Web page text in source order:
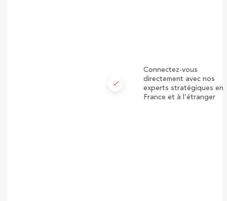
check
Connectez-vous
directement avec nos
experts stratégiques en
France et à l’étranger